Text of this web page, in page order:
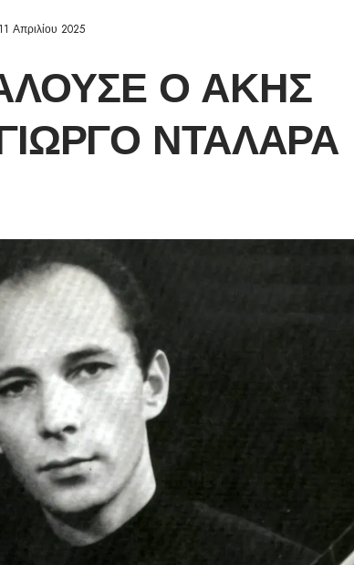
11 Απριλίου 2025
Ο ΆΚΗΣ
ΝΤΑΛΆΡΑ